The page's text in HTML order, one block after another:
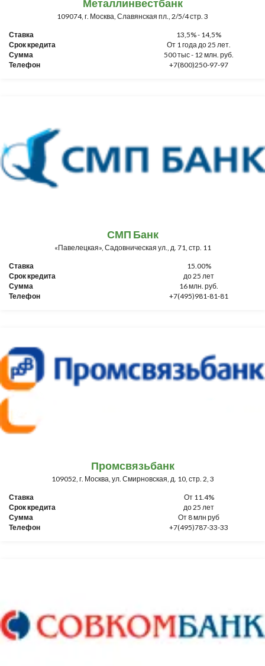
Металлинвестбанк
109074, г. Москва, Славянская пл., 2/5/4 стр. 3
Ставка
13,5% - 14,5%
Срок кредита
От 1 года до 25 лет.
Сумма
500 тыс - 12 млн. руб.
Телефон
+7(800)250-97-97
СМП Банк
«Павелецкая», Садовническая ул., д. 71, стр. 11
Ставка
15.00%
Срок кредита
до 25 лет
Сумма
16 млн. руб.
Телефон
+7(495)981-81-81
Промсвязьбанк
109052, г. Москва, ул. Смирновская, д. 10, стр. 2, 3
Ставка
От 11.4%
Срок кредита
до 25 лет
Сумма
От 8 млн руб
Телефон
+7(495)787-33-33